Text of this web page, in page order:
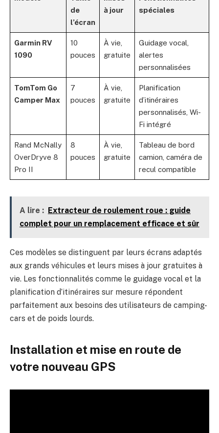
de
l’écran
à jour
spéciales
Garmin RV
1090
10
pouces
À vie,
gratuite
Guidage vocal,
alertes
personnalisées
TomTom Go
Camper Max
7
pouces
À vie,
gratuite
Planification
d’itinéraires
personnalisés, Wi-
Fi intégré
Rand McNally
OverDryve 8
Pro II
8
pouces
À vie,
gratuite
Tableau de bord
camion, caméra de
recul compatible
A lire : Extracteur de roulement roue : guide
complet pour un remplacement efficace et sûr
Ces modèles se distinguent par leurs écrans adaptés
aux grands véhicules et leurs mises à jour gratuites à
vie. Les fonctionnalités comme le guidage vocal et la
planification d’itinéraires sur mesure répondent
parfaitement aux besoins des utilisateurs de camping-
cars et de poids lourds.
Installation et mise en route de
votre nouveau GPS